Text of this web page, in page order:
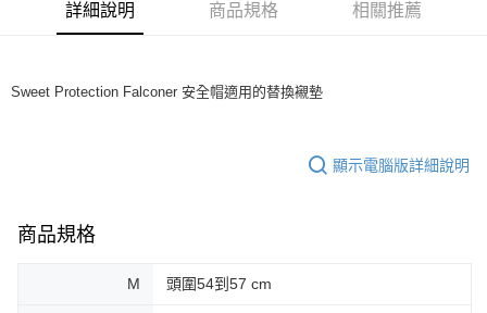
付款後全家取貨
7-11店到店
宅配
詳細說明 商品規格 相關推薦
Sweet Protection Falconer 安全帽適用的替換襯墊
顯示電腦版詳細說明
商品規格
M 頭圍54到57 cm